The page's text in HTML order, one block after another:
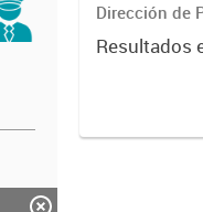
Dirección de
Resultados